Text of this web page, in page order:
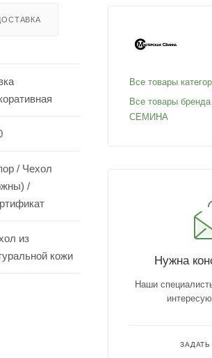
/ Чехол
/
из
кожи
Все товары
Все товары
СЕМИНА
Нужна
Наши